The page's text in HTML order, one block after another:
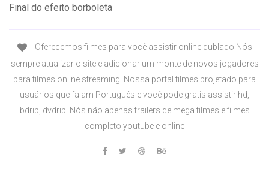
Final do efeito borboleta
Oferecemos filmes para você assistir online dublado Nós
sempre atualizar o site e adicionar um monte de novos jogadores
para filmes online streaming. Nossa portal filmes projetado para
usuários que falam Português e você pode gratis assistir hd,
bdrip, dvdrip. Nós não apenas trailers de mega filmes e filmes
completo youtube e online